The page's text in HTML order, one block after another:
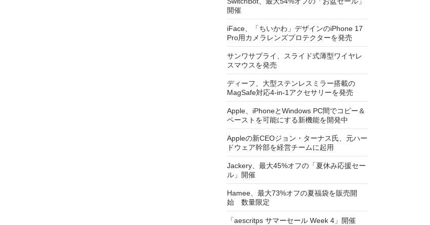
開催
iFace、「ちいかわ」デザインのiPhone 17
Pro用カメラレンズプロテクターを発売
サンワサプライ、スライド式薄型ワイヤレ
スマウスを発売
ディーフ、大型ステンレスミラー搭載の
MagSafe対応4-in-1アクセサリーを発売
Apple、iPhoneとWindows PC間でコピー＆
ペーストを可能にする新機能を開発中
Appleの新CEOジョン・ターナス氏、元ハー
ドウェア幹部を経営チームに起用
Jackery、最大45%オフの「夏休み応援セー
ル」開催
Hamee、最大73%オフの夏福袋を販売開
始 数量限定
「aescritps サマーセール Week 4」開催